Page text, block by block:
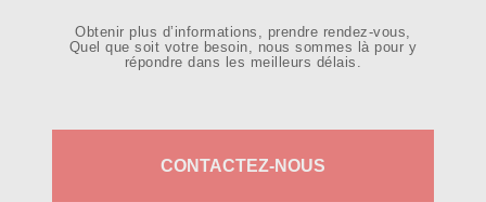
Obtenir plus d’informations, prendre rendez-vous,
Quel que soit votre besoin, nous sommes là pour y
répondre dans les meilleurs délais.
CONTACTEZ-NOUS